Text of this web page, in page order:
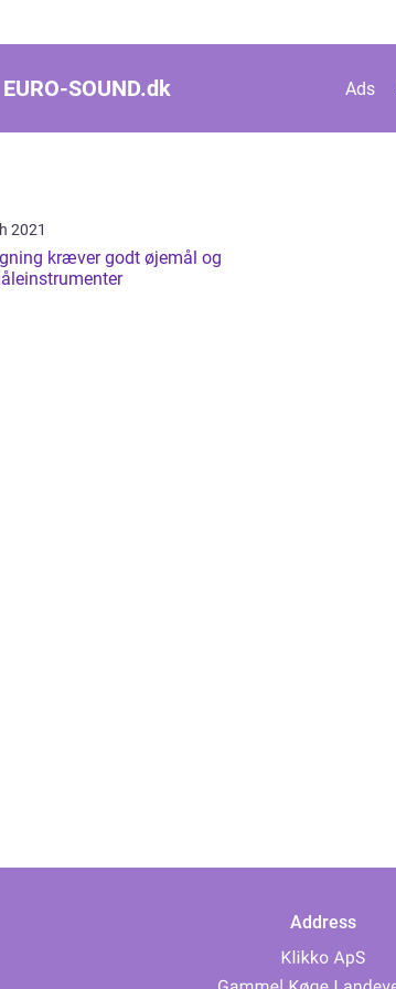
EURO-SOUND.dk Ads
2021
kræver godt øjemål og
Address